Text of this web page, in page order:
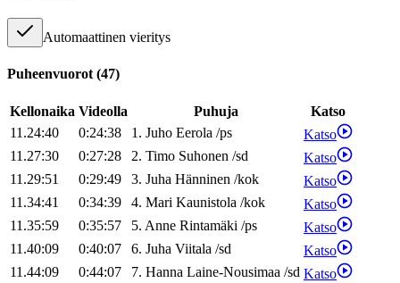
Automaattinen vieritys
Puheenvuorot (47)
Kellonaika Videolla Puhuja
Katso
11.24:40
0:24:38 1. Juho Eerola /ps
Katso
11.27:30
0:27:28 2. Timo Suhonen /sd
Katso
11.29:51
0:29:49 3. Juha Hänninen /kok
Katso
11.34:41
0:34:39 4. Mari Kaunistola /kok
Katso
11.35:59
0:35:57 5. Anne Rintamäki /ps
Katso
11.40:09
0:40:07 6. Juha Viitala /sd
Katso
11.44:09
0:44:07 7. Hanna Laine-Nousimaa /sd Katso